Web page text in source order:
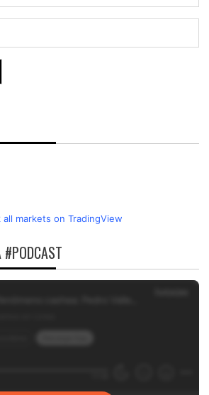
all markets on TradingView
#PODCAST